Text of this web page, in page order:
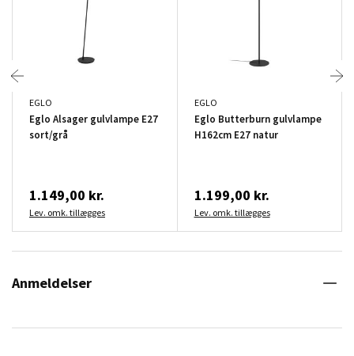
EGLO
Eglo Alsager gulvlampe E27
sort/grå
1.149,00 kr.
Lev. omk. tillægges
EGLO
Eglo Butterburn gulvlampe
H162cm E27 natur
1.199,00 kr.
Lev. omk. tillægges
Anmeldelser